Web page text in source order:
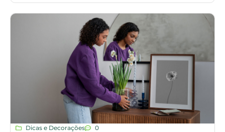
Dicas e Decorações 0